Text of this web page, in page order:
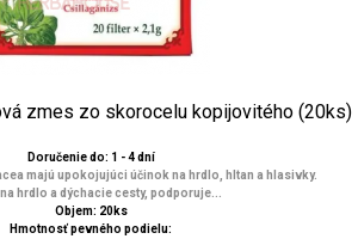
zmes zo skorocelu kopijovitého (20ks)
Doručenie do: 1 - 4 dní
majú upokojujúci účinok na hrdlo, hltan a hlasivky.
hrdlo a dýchacie cesty, podporuje...
Objem: 20ks
Hmotnosť pevného podielu: